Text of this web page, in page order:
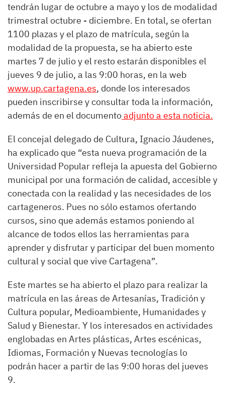
tendrán lugar de octubre a mayo y los de modalidad
trimestral octubre - diciembre. En total, se ofertan
1100 plazas y el plazo de matrícula, según la
modalidad de la propuesta, se ha abierto este
martes 7 de julio y el resto estarán disponibles el
jueves 9 de julio, a las 9:00 horas, en la web
www.up.cartagena.es, donde los interesados
pueden inscribirse y consultar toda la información,
además de en el documentoadjunto a esta noticia.
El concejal delegado de Cultura, Ignacio Jáudenes,
ha explicado que “esta nueva programación de la
Universidad Popular refleja la apuesta del Gobierno
municipal por una formación de calidad, accesible y
conectada con la realidad y las necesidades de los
cartageneros. Pues no sólo estamos ofertando
cursos, sino que además estamos poniendo al
alcance de todos ellos las herramientas para
aprender y disfrutar y participar del buen momento
cultural y social que vive Cartagena”.
Este martes se ha abierto el plazo para realizar la
matrícula en las áreas de Artesanías, Tradición y
Cultura popular, Medioambiente, Humanidades y
Salud y Bienestar. Y los interesados en actividades
englobadas en Artes plásticas, Artes escénicas,
Idiomas, Formación y Nuevas tecnologías lo
podrán hacer a partir de las 9:00 horas del jueves
9.